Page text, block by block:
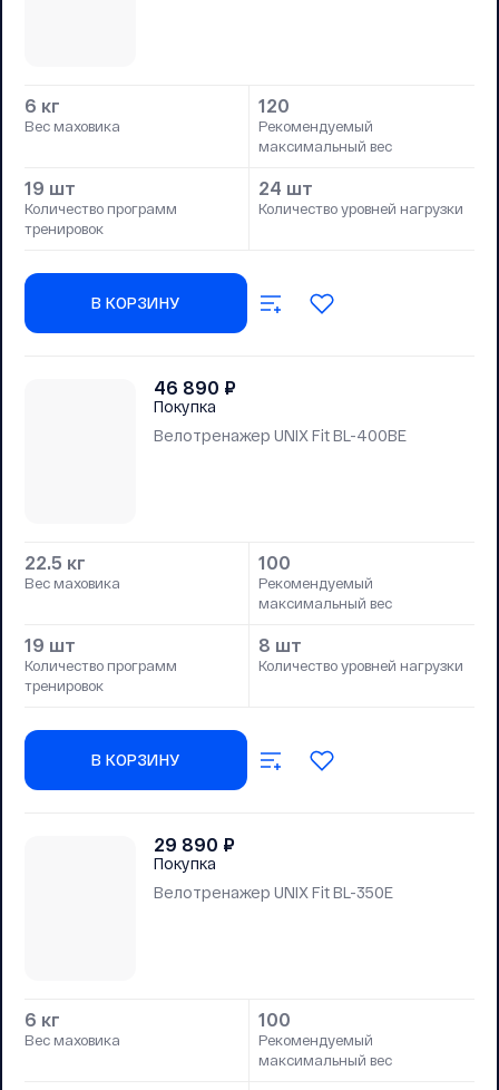
6 кг
Вес маховика
120
Рекомендуемый
максимальный вес
19 шт
Количество программ
тренировок
24 шт
Количество уровней нагрузки
В КОРЗИНУ
46 890 ₽
Покупка
Велотренажер UNIX Fit BL-400BE
22.5 кг
Вес маховика
100
Рекомендуемый
максимальный вес
19 шт
Количество программ
тренировок
8 шт
Количество уровней нагрузки
В КОРЗИНУ
29 890 ₽
Покупка
Велотренажер UNIX Fit BL-350E
6 кг
Вес маховика
100
Рекомендуемый
максимальный вес